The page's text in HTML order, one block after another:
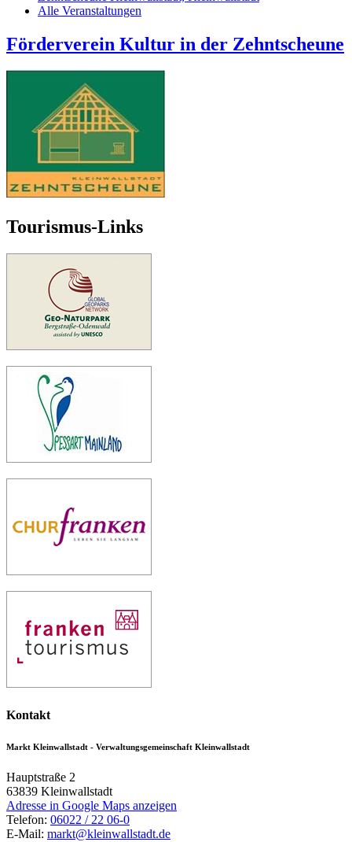
Alle Veranstaltungen
Förderverein Kultur in der Zehntscheune
Tourismus-Links
Kontakt
Markt Kleinwallstadt - Verwaltungsgemeinschaft Kleinwallstadt
Hauptstraße 2
63839 Kleinwallstadt
Adresse in Google Maps anzeigen
Telefon: 06022 / 22 06-0
E-Mail: markt@kleinwallstadt.de